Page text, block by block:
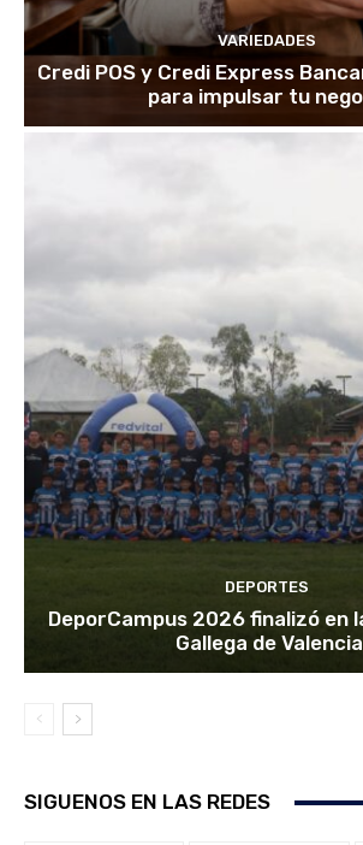
VARIEDADES
Credi POS y Credi Express
para impulsar tu
DEPORTES
DeporCampus 2026 finalizó en
Gallega de Valencia
SIGUENOS EN LAS REDES